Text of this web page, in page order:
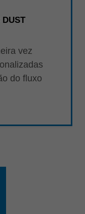
DUST
vez
do fluxo